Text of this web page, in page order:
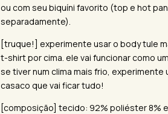
ou com seu biquíni favorito (top e hot
separadamente).
[truque!] experimente usar o body tule
t-shirt por cima. ele vai funcionar como
se tiver num clima mais frio, experimente
casaco que vai ficar tudo!
[composição] tecido: 92% poliéster 8%